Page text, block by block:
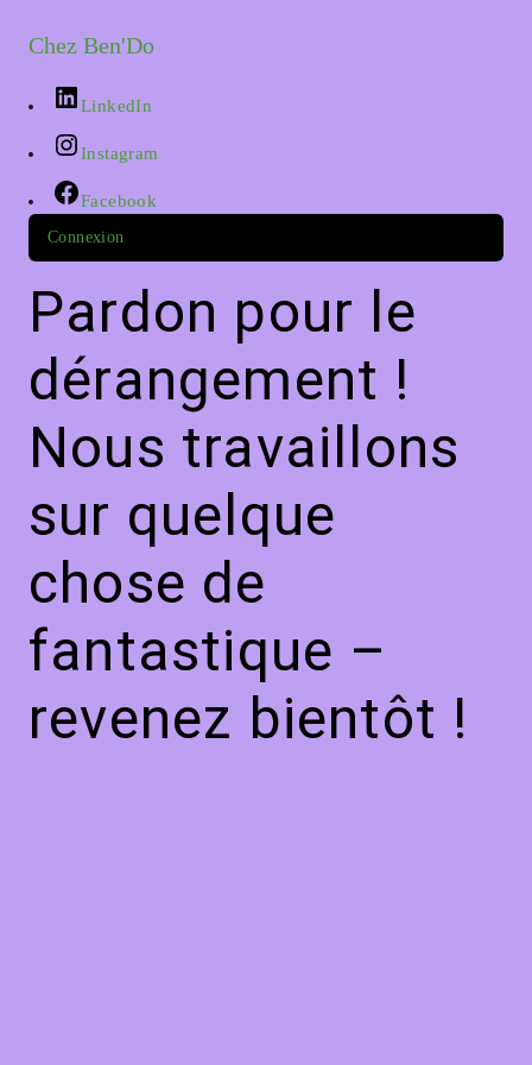
Chez Ben'Do
LinkedIn
Instagram
Facebook
Connexion
Pardon pour le
dérangement !
Nous travaillons
sur quelque
chose de
fantastique –
revenez bientôt !